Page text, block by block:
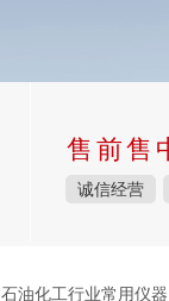
售前售
诚信经营
石油化工行业常用仪器